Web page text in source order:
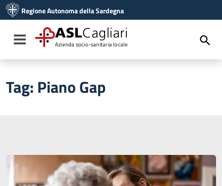
Vai al menu di navigazione
Vai al footer
Regione Autonoma della Sardegna
Toggle navigation
ASLCagliari
Azienda socio-sanitaria locale
Tag: Piano Gap